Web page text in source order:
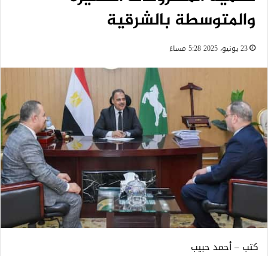
والمتوسطة بالشرقية
23 يونيو، 2025 5:28 مساءً
كتب – أحمد حبيب